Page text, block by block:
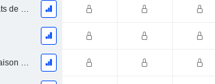
Part à court terme des contrats de location
Revenus collectés avant livraison du produit/service